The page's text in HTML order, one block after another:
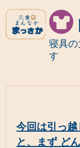
寝具
す
今回は引っ
と、まず ど